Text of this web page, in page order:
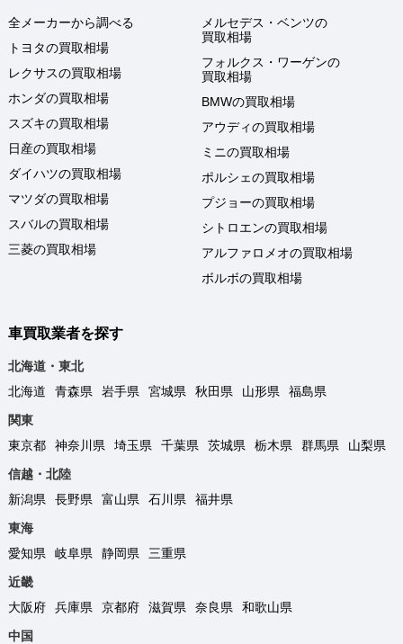
全メーカーから調べる
トヨタの買取相場
レクサスの買取相場
ホンダの買取相場
スズキの買取相場
日産の買取相場
ダイハツの買取相場
マツダの買取相場
スバルの買取相場
三菱の買取相場
メルセデス・ベンツの
買取相場
フォルクス・ワーゲンの
買取相場
BMWの買取相場
アウディの買取相場
ミニの買取相場
ポルシェの買取相場
プジョーの買取相場
シトロエンの買取相場
アルファロメオの買取相場
ボルボの買取相場
車買取業者を探す
北海道・東北
北海道
青森県 岩手県 宮城県 秋田県 山形県
福島県
関東
東京都
神奈川県 埼玉県 千葉県 茨城県 栃木県 群馬県
山梨県
信越・北陸
新潟県
長野県 富山県 石川県
福井県
東海
愛知県
岐阜県 静岡県
三重県
近畿
大阪府
兵庫県 京都府 滋賀県 奈良県
和歌山県
中国